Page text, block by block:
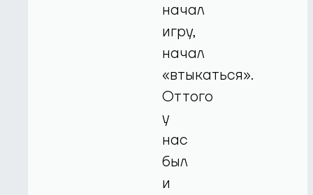
начал
игру,
начал
«втыкаться».
Оттого
у
нас
был
и